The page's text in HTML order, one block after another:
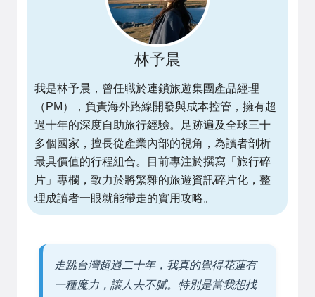
林予晨
我是林予晨，曾任職於連鎖旅遊集團產品經理
（PM），負責海外路線開發與成本控管，擁有超
過十年的深度自助旅行經驗。足跡遍及全球三十
多個國家，擅長從產業內部的視角，為讀者剖析
最具價值的行程組合。目前專注於撰寫「旅行碎
片」專欄，致力於將繁雜的旅遊資訊碎片化，整
理成讀者一眼就能帶走的實用攻略。
走跳台灣超過二十年，我真的覺得花蓮有
一種魔力，讓人去不膩。特別是當我想找